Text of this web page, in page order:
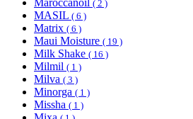
( 2 )
MASIL ( 6 )
Matrix ( 6 )
Maui Moisture ( 19 )
Milk Shake ( 16 )
Milmil ( 1 )
Milva ( 3 )
Minorga ( 1 )
Missha ( 1 )